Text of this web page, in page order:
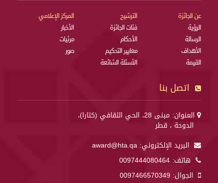
عن الجائزة
الرؤية
الرسالة
الأهداف
القيمة
الترشيح
فئات الجائزة
الأحكام
معايير التحكيم
الأسئلة الشائعة
المركز الإعلامي
الأخبار
مرئيات
صور
اتصل بنا
العنوان: مبنى 28، الحي الثقافي (كتارا)،
الدوحة ، قطر
البريد الإلكتروني: award@hta.qa
هاتف: 0097444080464
الجوال: 0097466570349